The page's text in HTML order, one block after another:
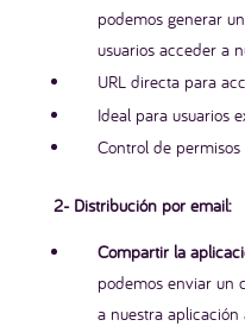
podemos generar
usuarios acceder a
URL directa para
Ideal para usuarios
Control de
2- Distribución por email:
Compartir la
podemos enviar un
a nuestra aplicación